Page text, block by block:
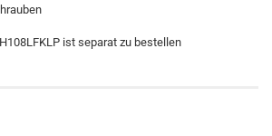
ist separat zu bestellen